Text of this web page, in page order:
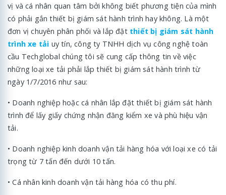
vị và cá nhân quan tâm bởi không biết phương tiện của mình
có phải gắn thiết bị giám sát hành trình hay không. Là một
đơn vị chuyên phân phối và lắp đặt thiết bị giám sát hành
trình xe tải uy tín, công ty TNHH dịch vụ công nghệ toàn
cầu Techglobal chúng tôi sẽ cung cấp thông tin về việc
những loại xe tải phải lắp thiết bị giám sát hành trình từ
ngày 1/7/2016 như sau:
• Doanh nghiệp hoặc cá nhân lắp đặt thiết bị giám sát hành
trình để lấy giấy chứng nhận đăng kiểm xe và phù hiệu vận
tải.
• Doanh nghiệp kinh doanh vận tải hàng hóa với loại xe có tải
trọng từ 7 tấn đến dưới 10 tấn.
• Cá nhân kinh doanh vận tải hàng hóa có thu phí.